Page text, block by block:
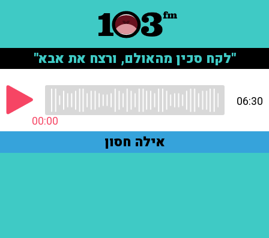
"לקח סכין מהאולם, ורצח את אבא"
00:00
06:30
אילה חסון